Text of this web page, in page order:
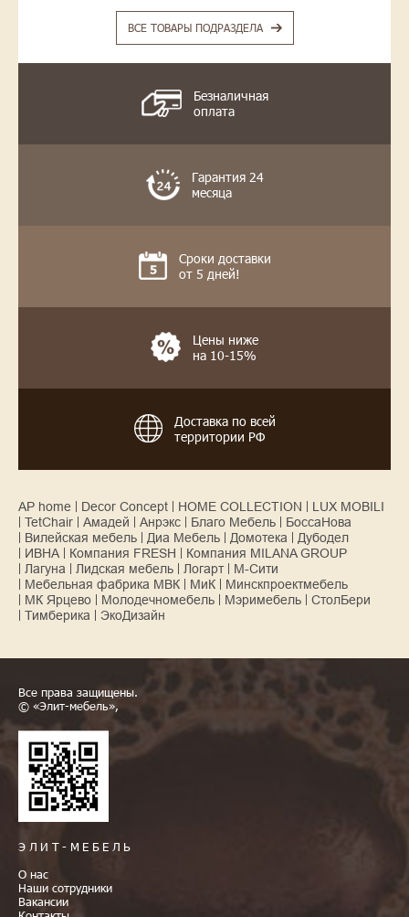
ВСЕ ТОВАРЫ ПОДРАЗДЕЛА
Безналичная
оплата
Гарантия 24
месяца
Сроки доставки
от 5 дней!
Цены ниже
на 10-15%
Доставка по всей
территории РФ
AP home Decor Concept HOME COLLECTION
LUX MOBILI
TetChair
Амадей Анрэкс Благо Мебель
БоссаНова
Вилейская мебель
Диа Мебель Домотека
Дубодел
ИВНА
Компания FRESH
Компания MILANA GROUP
Лагуна
Лидская мебель Логарт
М-Сити
Мебельная фабрика МВК
МиК
Минскпроектмебель
МК Ярцево
Молодечномебель Мэримебель
СтолБери
Тимберика
ЭкоДизайн
Все права защищены.
© «Элит-мебель»,
ЭЛИТ-МЕБЕЛЬ
О нас
Наши сотрудники
Вакансии